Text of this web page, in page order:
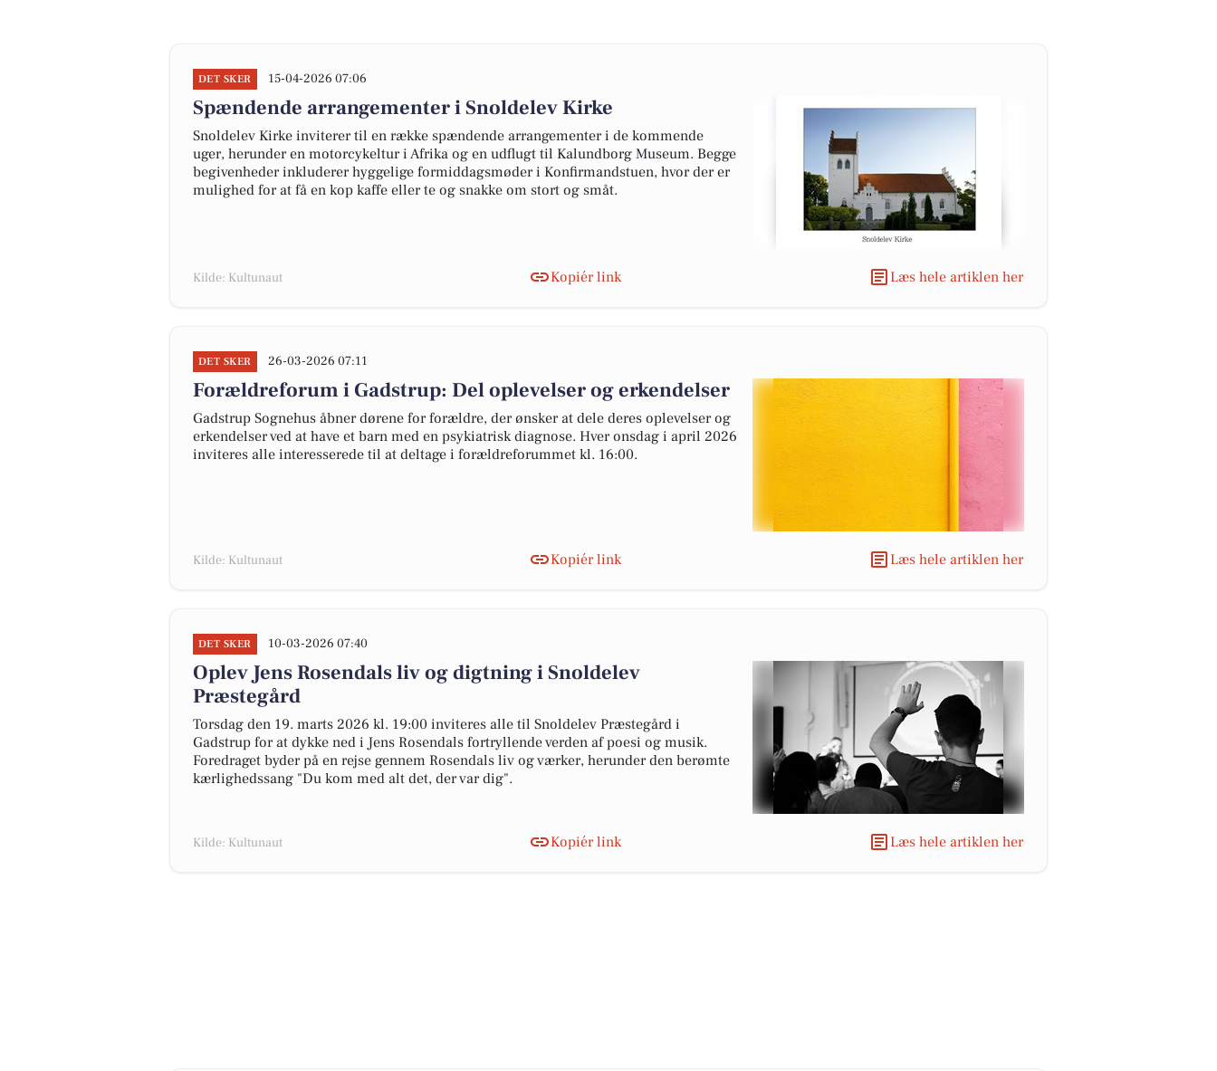
DET SKER 15-04-2026 07:06
Spændende arrangementer i Snoldelev Kirke
Snoldelev Kirke inviterer til en række spændende arrangementer i de kommende
uger, herunder en motorcykeltur i Afrika og en udflugt til Kalundborg Museum. Begge
begivenheder inkluderer hyggelige formiddagsmøder i Konfirmandstuen, hvor der er
mulighed for at få en kop kaffe eller te og snakke om stort og småt.
Kilde: Kultunaut Kopiér link Læs hele artiklen her
DET SKER 26-03-2026 07:11
Forældreforum i Gadstrup: Del oplevelser og erkendelser
Gadstrup Sognehus åbner dørene for forældre, der ønsker at dele deres oplevelser og
erkendelser ved at have et barn med en psykiatrisk diagnose. Hver onsdag i april 2026
inviteres alle interesserede til at deltage i forældreforummet kl. 16:00.
Kilde: Kultunaut Kopiér link Læs hele artiklen her
DET SKER 10-03-2026 07:40
Oplev Jens Rosendals liv og digtning i Snoldelev
Præstegård
Torsdag den 19. marts 2026 kl. 19:00 inviteres alle til Snoldelev Præstegård i
Gadstrup for at dykke ned i Jens Rosendals fortryllende verden af poesi og musik.
Foredraget byder på en rejse gennem Rosendals liv og værker, herunder den berømte
kærlighedssang "Du kom med alt det, der var dig".
Kilde: Kultunaut Kopiér link Læs hele artiklen her